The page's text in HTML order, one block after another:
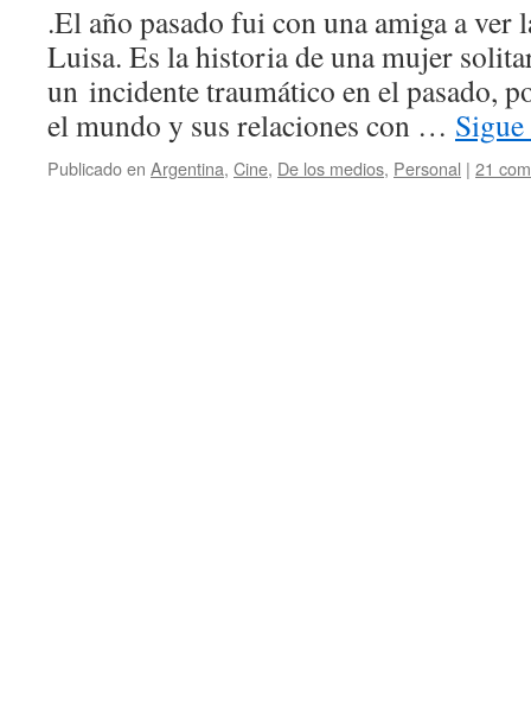
.El año pasado fui con una amiga a ver
Luisa. Es la historia de una mujer
un incidente traumático en el pasado,
el mundo y sus relaciones con …
Publicado en Argentina, Cine, De los medios, Personal | 21